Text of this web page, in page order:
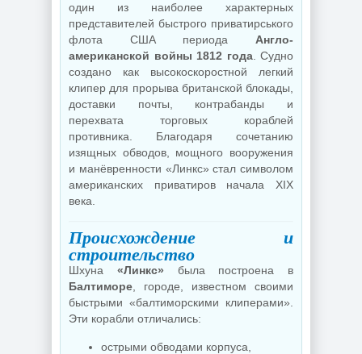
один из наиболее характерных
представителей быстрого приватирського
флота США периода Англо-
американской войны 1812 года. Судно
создано как высокоскоростной легкий
клипер для прорыва британской блокады,
доставки почты, контрабанды и
перехвата торговых кораблей
противника. Благодаря сочетанию
изящных обводов, мощного вооружения
и манёвренности «Линкс» стал символом
американских приватиров начала XIX
века.
Происхождение и
строительство
Шхуна «Линкс» была построена в
Балтиморе , городе, известном своими
быстрыми «балтиморскими клиперами».
Эти корабли отличались:
острыми обводами корпуса,